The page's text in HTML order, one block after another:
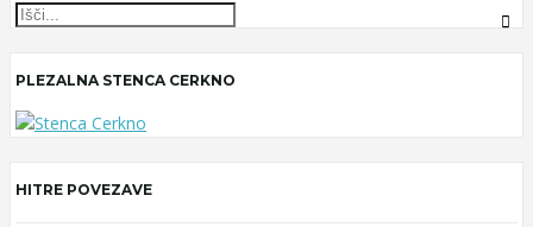
S
r
c
h
k
e
y
PLEZALNA STENCA CERKNO
HITRE POVEZAVE